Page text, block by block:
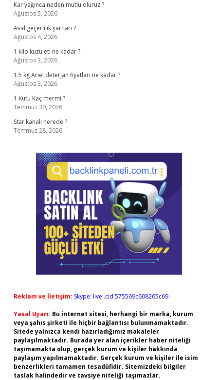
Kar yağınca neden mutlu oluruz ?
Ağustos 5, 2026
Aval geçerlilik şartları ?
Ağustos 4, 2026
1 kilo kuzu eti ne kadar ?
Ağustos 3, 2026
1.5 kg Ariel deterjan fiyatları ne kadar ?
Ağustos 3, 2026
1 Kutu Kaç mermi ?
Temmuz 30, 2026
Star kanalı nerede ?
Temmuz 28, 2026
Reklam ve İletişim: Skype: live:.cid.575569c608265c69
Yasal Uyarı: Bu internet sitesi, herhangi bir marka, kurum
veya şahıs şirketi ile hiçbir bağlantısı bulunmamaktadır.
Sitede yalnızca kendi hazırladığımız makaleler
paylaşılmaktadır. Burada yer alan içerikler haber niteliği
taşımamakta olup, gerçek kurum ve kişiler hakkında
paylaşım yapılmamaktadır. Gerçek kurum ve kişiler ile isim
benzerlikleri tamamen tesadüfidir. Sitemizdeki bilgiler
taslak halindedir ve tavsiye niteliği taşımazlar.